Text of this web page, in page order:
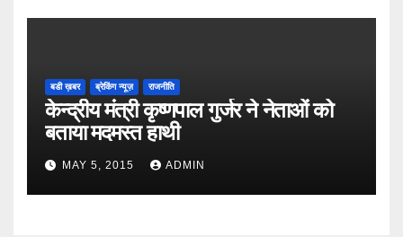
बडी ख़बर ब्रेकिंग न्यूज़ राजनीति
केन्द्रीय मंत्री कृष्णपाल गुर्जर ने नेताओं को
बताया मदमस्त हाथी
MAY 5, 2015 ADMIN